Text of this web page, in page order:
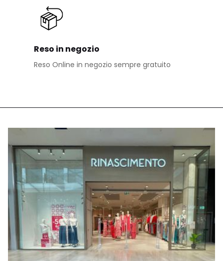
Reso in negozio
Reso Online in negozio sempre gratuito